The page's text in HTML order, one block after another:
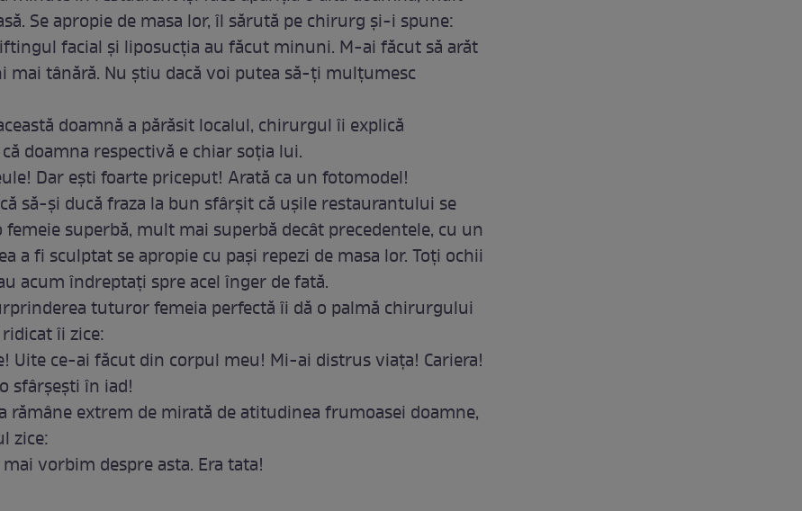
Se apropie de masa lor, îl sărută pe chirurg şi-i spune:
facial şi liposucţia au făcut minuni. M-ai făcut să arăt
mai tânără. Nu ştiu dacă voi putea să-ţi mulţumesc
doamnă a părăsit localul, chirurgul îi explică
doamna respectivă e chiar soţia lui.
Dar eşti foarte priceput! Arată ca un fotomodel!
să-şi ducă fraza la bun sfârşit că uşile restaurantului se
femeie superbă, mult mai superbă decât precedentele, cu un
a fi sculptat se apropie cu paşi repezi de masa lor. Toţi ochii
acum îndreptaţi spre acel înger de fată.
tuturor femeia perfectă îi dă o palmă chirurgului
îi zice:
Uite ce-ai făcut din corpul meu! Mi-ai distrus viaţa! Cariera!
sfârşeşti în iad!
rămâne extrem de mirată de atitudinea frumoasei doamne,
zice:
vorbim despre asta. Era tata!